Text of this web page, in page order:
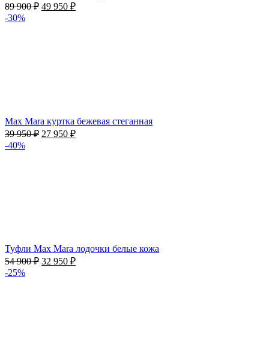
89 900₽ 49 950 ₽
-30%
Max Mara куртка бежевая стеганная
39 950₽ 27 950 ₽
-40%
Туфли Max Mara лодочки белые кожа
54 900₽ 32 950 ₽
-25%